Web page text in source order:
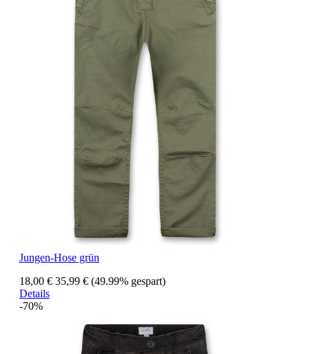
Jungen-Hose grün
18,00 € 35,99 € (49.99% gespart)
Details
-70%